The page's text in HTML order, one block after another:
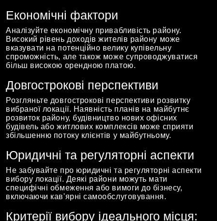
Економічні фактори
Аналізуйте економічну привабливість району.
Високий рівень доходів жителів району може
вказувати на потенційно велику купівельну
спроможність, але також може супроводжуватися
більш високою орендною платою.
Довгострокові перспективи
Розгляньте довгострокові перспективи розвитку
вибраної локації. Наявність планів на майбутнє
розвиток району, будівництво нових офісних
будівель або житлових комплексів може сприяти
збільшенню потоку клієнтів у майбутньому.
Юридичні та регуляторні аспекти
Не забувайте про юридичні та регуляторні аспекти
вибору локації. Деякі райони можуть мати
специфічні обмеження або вимоги до бізнесу,
включаючи кав'ярні самообслуговування.
Критерії вибору ідеального місця: